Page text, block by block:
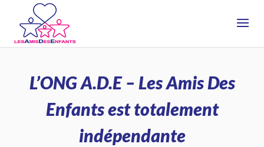
L’ONG A.D.E – Les Amis Des
Enfants est totalement
indépendante